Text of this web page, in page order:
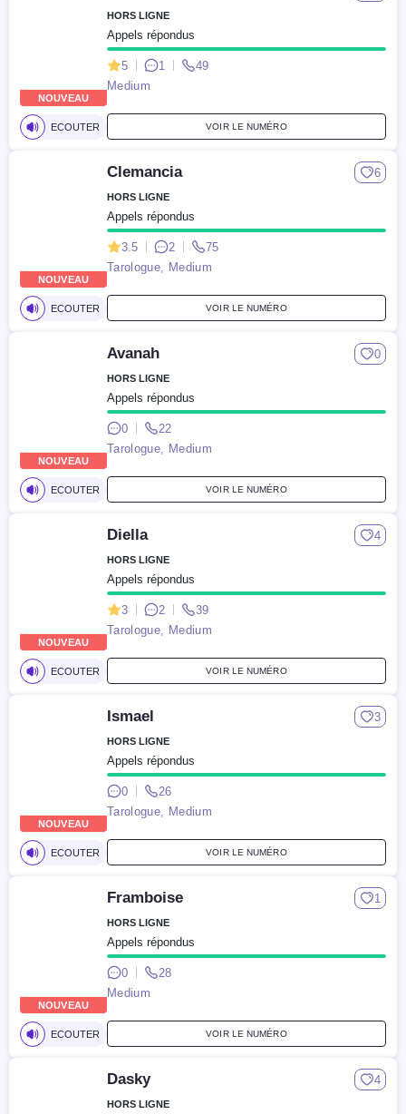
NOUVEAU
HORS LIGNE
Appels répondus
5 1
49
Medium
ECOUTER VOIR LE NUMÉRO
NOUVEAU
Clemancia 6
HORS LIGNE
Appels répondus
3.5 2
75
Tarologue, Medium
ECOUTER VOIR LE NUMÉRO
NOUVEAU
Avanah 0
HORS LIGNE
Appels répondus
0
22
Tarologue, Medium
ECOUTER VOIR LE NUMÉRO
NOUVEAU
Diella 4
HORS LIGNE
Appels répondus
3 2
39
Tarologue, Medium
ECOUTER VOIR LE NUMÉRO
NOUVEAU
Ismael 3
HORS LIGNE
Appels répondus
0
26
Tarologue, Medium
ECOUTER VOIR LE NUMÉRO
NOUVEAU
Framboise 1
HORS LIGNE
Appels répondus
0
28
Medium
ECOUTER VOIR LE NUMÉRO
Dasky 4
HORS LIGNE